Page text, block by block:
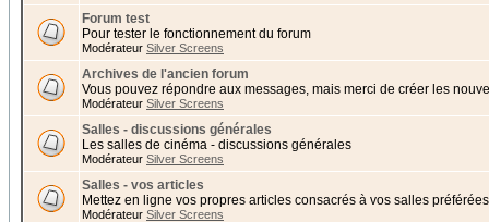
Forum test
Pour tester le fonctionnement du forum
Modérateur Silver Screens
Archives de l'ancien forum
Vous pouvez répondre aux messages, mais merci de créer les
Modérateur Silver Screens
Salles - discussions générales
Les salles de cinéma - discussions générales
Modérateur Silver Screens
Salles - vos articles
Mettez en ligne vos propres articles consacrés à vos salles
Modérateur Silver Screens